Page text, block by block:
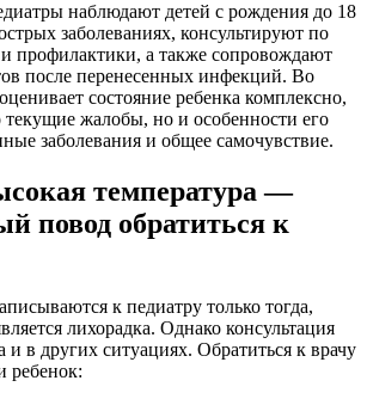
наблюдают детей с рождения до 18
заболеваниях, консультируют по
профилактики, а также сопровождают
после перенесенных инфекций. Во
состояние ребенка комплексно,
текущие жалобы, но и особенности его
заболевания и общее самочувствие.
температура —
повод обратиться к
к педиатру только тогда,
лихорадка. Однако консультация
и в других ситуациях. Обратиться к врачу
ребенок: